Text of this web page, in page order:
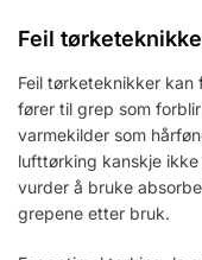
Feil
Feil tørketeknikker
fører til grep som
varmekilder som
lufttørking kanskje
vurder å bruke
grepene etter bruk.